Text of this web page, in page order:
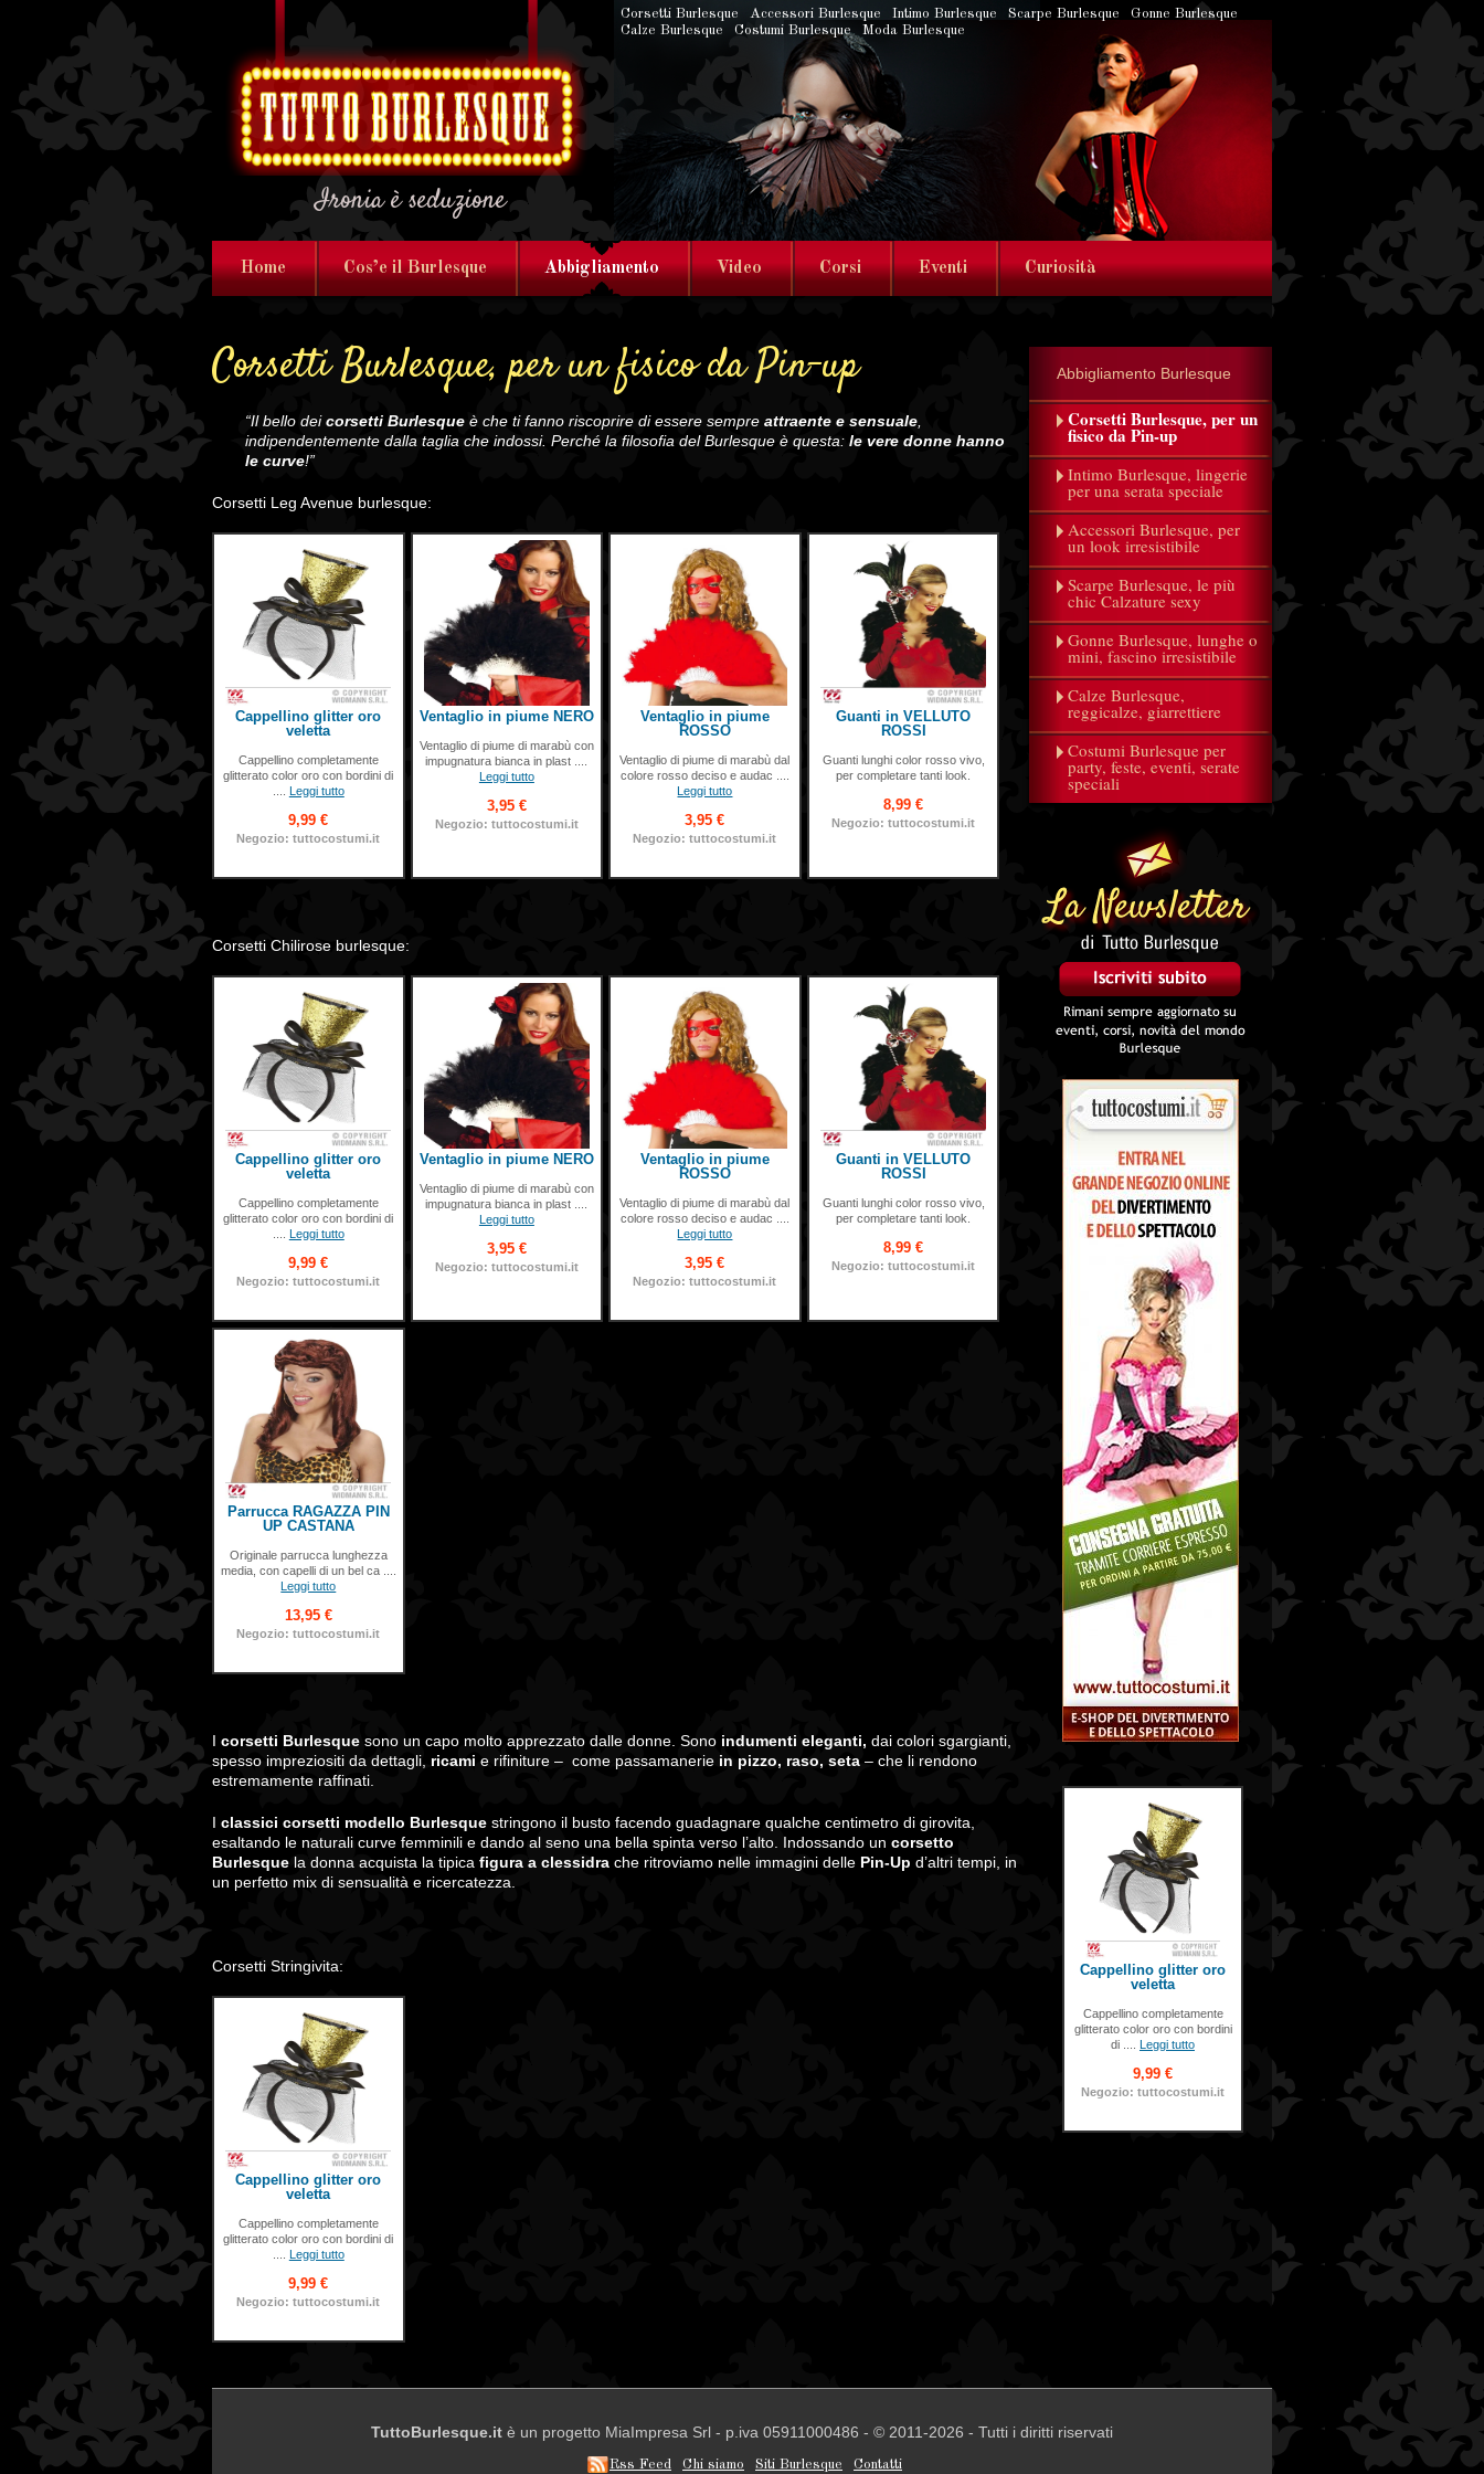
Corsetti Burlesque Accessori Burlesque Intimo Burlesque Scarpe Burlesque
Gonne Burlesque
Calze Burlesque
Costumi Burlesque Moda Burlesque
Ironia è seduzione
Home Cos’e il Burlesque Abbigliamento Video Corsi Eventi Curiosità
Corsetti Burlesque, per un fisico da Pin-up
“Il bello deicorsetti Burlesque è che ti fanno riscoprire di essere sempre attraente e sensuale
indipendentemente dalla taglia che indossi. Perché la filosofia del Burlesque è questa: le vere donne hanno
le curve!”
Corsetti Leg Avenue burlesque:
Cappellino glitter oro
veletta
Cappellino completamente
glitterato color oro con bordini di
Leggi tutto
9,99 €
Negozio: tuttocostumi.it
Ventaglio in piume NERO
Ventaglio di piume di marabù con
impugnatura bianca in plast ....
Leggi tutto
3,95 €
Negozio: tuttocostumi.it
Ventaglio in piume
ROSSO
Ventaglio di piume di marabù dal
colore rosso deciso e audac ....
Leggi tutto
3,95 €
Negozio: tuttocostumi.it
Guanti in VELLUTO
ROSSI
Guanti lunghi color rosso vivo,
per completare tanti look.
8,99 €
Negozio: tuttocostumi.it
Corsetti Chilirose burlesque:
Cappellino glitter oro
veletta
Cappellino completamente
glitterato color oro con bordini di
Leggi tutto
9,99 €
Negozio: tuttocostumi.it
Ventaglio in piume NERO
Ventaglio di piume di marabù con
impugnatura bianca in plast ....
Leggi tutto
3,95 €
Negozio: tuttocostumi.it
Ventaglio in piume
ROSSO
Ventaglio di piume di marabù dal
colore rosso deciso e audac ....
Leggi tutto
3,95 €
Negozio: tuttocostumi.it
Guanti in VELLUTO
ROSSI
Guanti lunghi color rosso vivo,
per completare tanti look.
8,99 €
Negozio: tuttocostumi.it
Parrucca RAGAZZA PIN
UP CASTANA
Originale parrucca lunghezza
media, con capelli di un bel ca ....
Leggi tutto
13,95 €
Negozio: tuttocostumi.it
I corsetti Burlesque sono un capo molto apprezzato dalle donne. Sono indumenti eleganti, dai colori sgargianti,
spesso impreziositi da dettagli, ricami e rifiniture – come passamanerie in pizzo, raso, seta – che li rendono
estremamente raffinati.
I classici corsetti modello Burlesque stringono il busto facendo guadagnare qualche centimetro di girovita,
esaltando le naturali curve femminili e dando al seno una bella spinta verso l’alto. Indossando un corsetto
Burlesque la donna acquista la tipica figura a clessidra che ritroviamo nelle immagini delle Pin-Up d’altri tempi, in
un perfetto mix di sensualità e ricercatezza.
Corsetti Stringivita:
Cappellino glitter oro
veletta
Cappellino completamente
glitterato color oro con bordini di
Leggi tutto
9,99 €
Negozio: tuttocostumi.it
Abbigliamento Burlesque
Corsetti Burlesque, per un
fisico da Pin-up
Intimo Burlesque, lingerie
per una serata speciale
Accessori Burlesque, per
un look irresistibile
Scarpe Burlesque, le più
chic Calzature sexy
Gonne Burlesque, lunghe o
mini, fascino irresistibile
Calze Burlesque,
reggicalze, giarrettiere
Costumi Burlesque per
party, feste, eventi, serate
speciali
Cappellino glitter oro
veletta
Cappellino completamente
glitterato color oro con bordini
di .... Leggi tutto
9,99 €
Negozio: tuttocostumi.it
TuttoBurlesque.it è un progetto MiaImpresa Srl - p.iva 05911000486 - © 2011-2026 - Tutti i diritti riservati
Rss Feed Chi siamo Siti Burlesque Contatti